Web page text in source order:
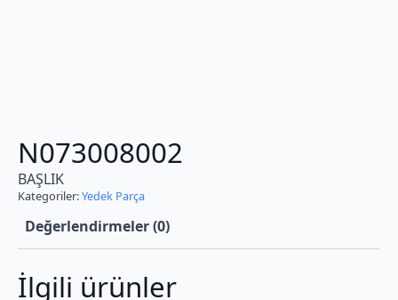
N073008002
BAŞLIK
Kategoriler:Yedek Parça
Değerlendirmeler (0)
İlgili ürünler